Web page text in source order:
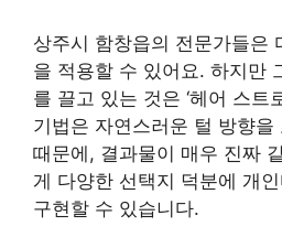
상주시 함창읍의 전문가들은
을 적용할 수 있어요. 하지만
를 끌고 있는 것은 ‘헤어 스트
기법은 자연스러운 털 방향을
때문에, 결과물이 매우 진짜
게 다양한 선택지 덕분에 개
구현할 수 있습니다.